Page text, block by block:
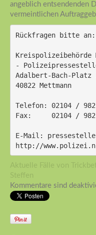
angeblich entsendenden
vermeintlichen
Rückfragen bitte an:
Kreispolizeibehörde
-
Adalbert-Bach-Platz
40822 Mettmann
Telefon: 02104 /
Fax: 	 02104 /
E-Mail:
http://
Aktuelle Fälle von
Steffen
Kommentare sind